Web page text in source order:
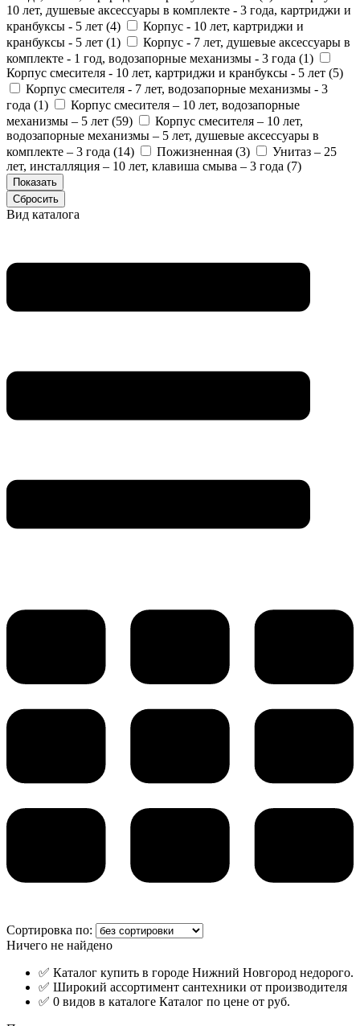
10 лет, душевые аксессуары в комплекте - 3 года, картриджи и
кранбуксы - 5 лет (4)
Корпус - 10 лет, картриджи и
кранбуксы - 5 лет (1)
Корпус - 7 лет, душевые аксессуары в
комплекте - 1 год, водозапорные механизмы - 3 года (1)
Корпус смесителя - 10 лет, картриджи и кранбуксы - 5 лет (5)
Корпус смесителя - 7 лет, водозапорные механизмы - 3
года (1)
Корпус смесителя – 10 лет, водозапорные
механизмы – 5 лет (59)
Корпус смесителя – 10 лет,
водозапорные механизмы – 5 лет, душевые аксессуары в
комплекте – 3 года (14) Пожизненная (3)
Унитаз – 25
лет, инсталляция – 10 лет, клавиша смыва – 3 года (7)
Вид каталога
Сортировка по:
Ничего не найдено
✅ Каталог купить в городе Нижний Новгород недорого.
✅ Широкий ассортимент сантехники от производителя
✅ 0 видов в каталоге Каталог по цене от руб.